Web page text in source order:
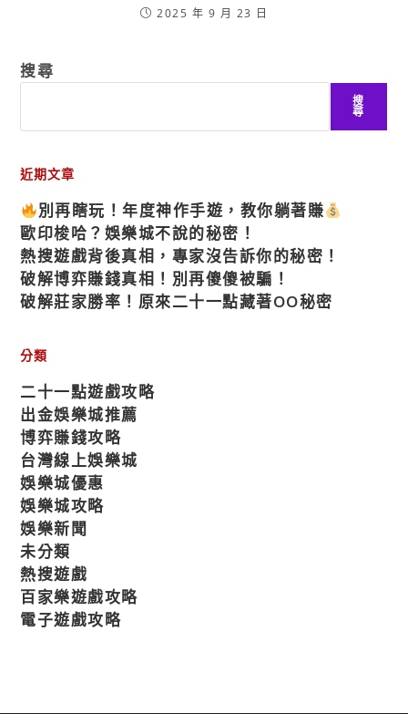
2025 年 9 月 23 日
搜尋
搜
尋
近期文章
別再瞎玩！年度神作手遊，教你躺著賺
歐印梭哈？娛樂城不說的秘密！
熱搜遊戲背後真相，專家沒告訴你的秘密！
破解博弈賺錢真相！別再傻傻被騙！
破解莊家勝率！原來二十一點藏著OO秘密
分類
二十一點遊戲攻略
出金娛樂城推薦
博弈賺錢攻略
台灣線上娛樂城
娛樂城優惠
娛樂城攻略
娛樂新聞
未分類
熱搜遊戲
百家樂遊戲攻略
電子遊戲攻略